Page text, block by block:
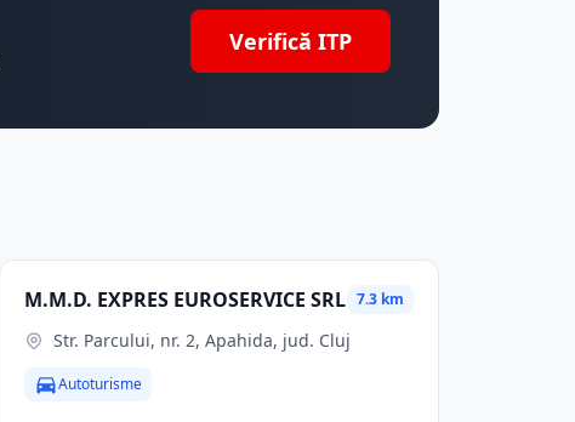
Verifică ITP
M.M.D. EXPRES EUROSERVICE SRL 7.3 km
Str. Parcului, nr. 2, Apahida, jud. Cluj
Autoturisme